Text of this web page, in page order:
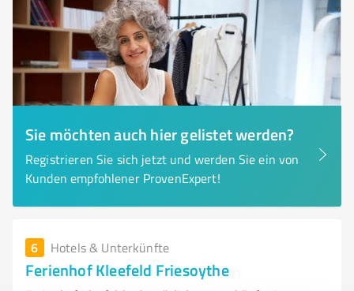
Sie möchten auch hier gelistet werden?
Registrieren Sie sich jetzt und werden Sie ein von
Kunden empfohlener ProvenExpert!
6 Hotels & Unterkünfte
Ferienhof Kleefeld Friesoythe